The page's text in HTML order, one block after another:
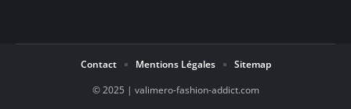
© 2025 | valimero-fashion-addict.com
Contact Mentions Légales Sitemap